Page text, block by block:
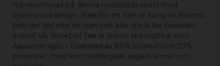
representerad på denna nödställda sköld med
lejonhuvud design. Bara för att han är kung av Atlantis
betyder det inte att han inte kan spela lite baseball
ibland! Vår Baseball Tee är precis lika kraftfull som
Aquaman själv - tillverkad av 80% bomull och 20%
polyester, med kontrastfärgade raglan-ärmar och